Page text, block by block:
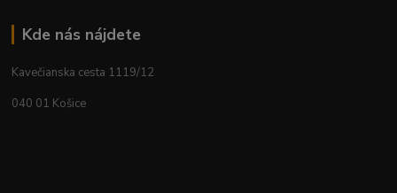
Kde nás nájdete
Kavečianska cesta 1119/12
040 01 Košice